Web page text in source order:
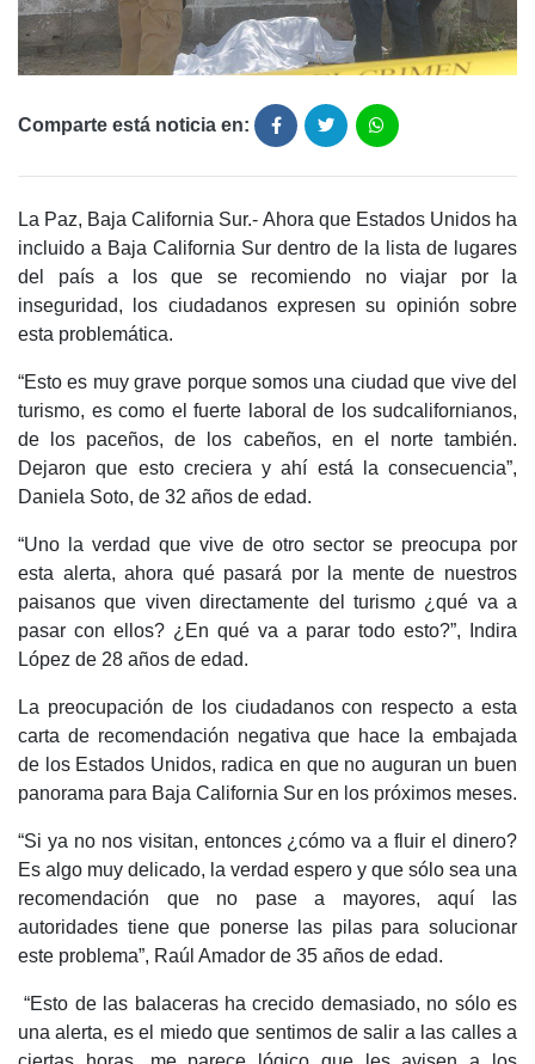
Comparte está noticia en:
La Paz, Baja California Sur.- Ahora que Estados Unidos ha
incluido a Baja California Sur dentro de la lista de lugares
del país a los que se recomiendo no viajar por la
inseguridad, los ciudadanos expresen su opinión sobre
esta problemática.
“Esto es muy grave porque somos una ciudad que vive del
turismo, es como el fuerte laboral de los sudcalifornianos,
de los paceños, de los cabeños, en el norte también.
Dejaron que esto creciera y ahí está la consecuencia”,
Daniela Soto, de 32 años de edad.
“Uno la verdad que vive de otro sector se preocupa por
esta alerta, ahora qué pasará por la mente de nuestros
paisanos que viven directamente del turismo ¿qué va a
pasar con ellos? ¿En qué va a parar todo esto?”, Indira
López de 28 años de edad.
La preocupación de los ciudadanos con respecto a esta
carta de recomendación negativa que hace la embajada
de los Estados Unidos, radica en que no auguran un buen
panorama para Baja California Sur en los próximos meses.
“Si ya no nos visitan, entonces ¿cómo va a fluir el dinero?
Es algo muy delicado, la verdad espero y que sólo sea una
recomendación que no pase a mayores, aquí las
autoridades tiene que ponerse las pilas para solucionar
este problema”, Raúl Amador de 35 años de edad.
“Esto de las balaceras ha crecido demasiado, no sólo es
una alerta, es el miedo que sentimos de salir a las calles a